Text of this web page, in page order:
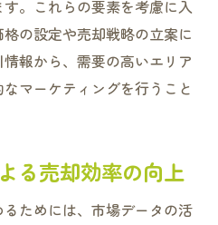
。これらの要素を考慮に入
の設定や売却戦略の立案に
報から、需要の高いエリア
マーケティングを行うこと
る売却効率の向上
ためには、市場データの活